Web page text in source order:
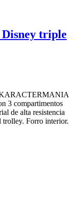
triple
KARACTERMANIA
3 compartimentos
de alta resistencia
trolley. Forro interior.